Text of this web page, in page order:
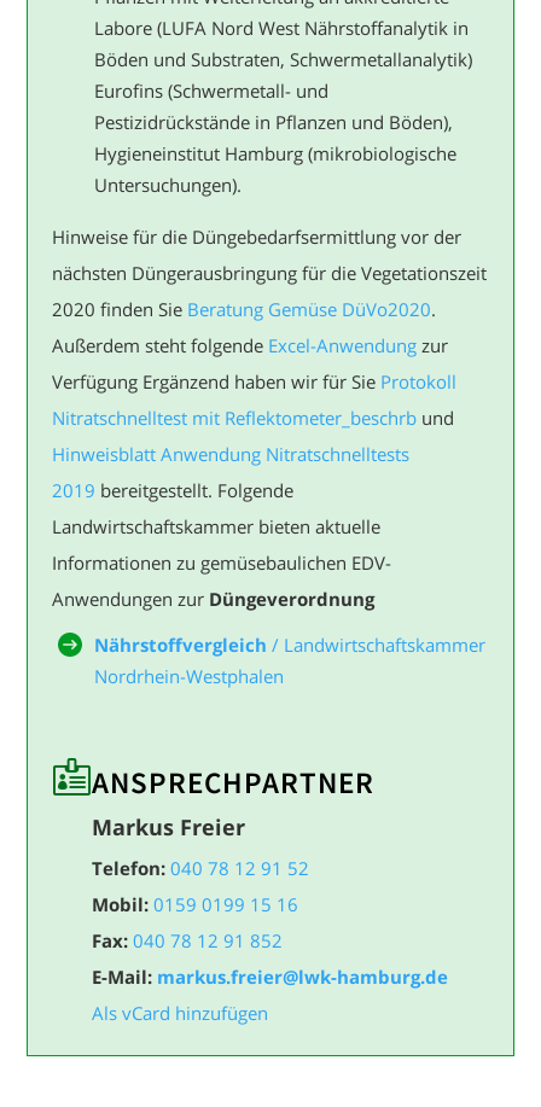
Labore (LUFA Nord West Nährstoffanalytik in
Böden und Substraten, Schwermetallanalytik)
Eurofins (Schwermetall- und
Pestizidrückstände in Pflanzen und Böden),
Hygieneinstitut Hamburg (mikrobiologische
Untersuchungen).
Hinweise für die Düngebedarfsermittlung vor der
nächsten Düngerausbringung für die Vegetationszeit
2020 finden Sie Beratung Gemüse DüVo2020.
Außerdem steht folgende Excel-Anwendung zur
Verfügung Ergänzend haben wir für Sie Protokoll
Nitratschnelltest mit Reflektometer_beschrb und
Hinweisblatt Anwendung Nitratschnelltests
2019 bereitgestellt. Folgende
Landwirtschaftskammer bieten aktuelle
Informationen zu gemüsebaulichen EDV-
Anwendungen zur Düngeverordnung
Nährstoffvergleich / Landwirtschaftskammer
Nordrhein-Westphalen
ANSPRECH­PARTNER
Markus Freier
Telefon: 040 78 12 91 52
Mobil: 0159 0199 15 16
Fax: 040 78 12 91 852
E-Mail: markus.freier@lwk-hamburg.de
Als vCard hinzufügen